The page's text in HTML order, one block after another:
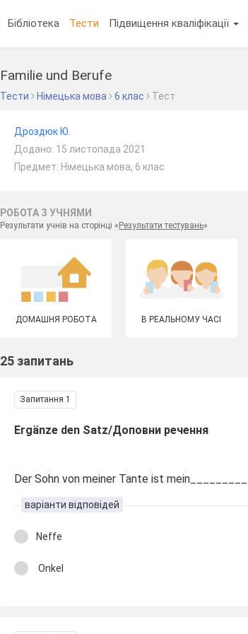
Бібліотека Тести Підвищення кваліфікації
Familie und Berufe
Тести Німецька мова 6 клас Тест
Дроздюк Ю.
Додано: 15 листопада 2021
Предмет: Німецька мова, 6 клас
РОБОТА З УЧНЯМИ
Результати учнів на сторінці « Результати тестувань»
ДОМАШНЯ РОБОТА В РЕАЛЬНОМУ ЧАСІ
25 запитань
Запитання 1
Ergänze den Satz/Доповни речення
Der Sohn von meiner Tante ist mein_________
варіанти відповідей
Neffe
Onkel